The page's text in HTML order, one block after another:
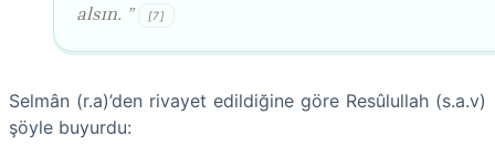
alsın. ”
[7]
Selmân (r.a)’den rivayet edildiğine göre Resûlullah (s.a.v)
şöyle buyurdu: